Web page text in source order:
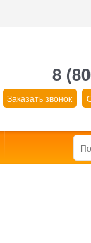
8
Заказать звонок